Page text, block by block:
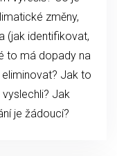
změny,
(jak identifikovat,
to má dopady na
Jak to
Jak
je žádoucí?